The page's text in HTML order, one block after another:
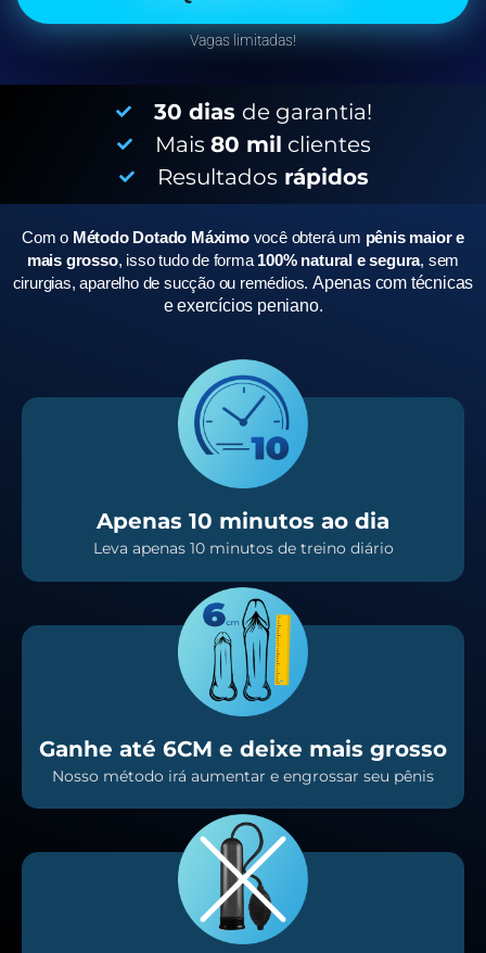
Vagas limitadas!
30 dias de garantia!
Mais 80 mil clientes
Resultados rápidos
Com o Método Dotado Máximo você obterá um pênis maior e
mais grosso, isso tudo de forma 100% natural e segura, sem
cirurgias, aparelho de sucção ou remédios.Apenas com técnicas
e exercícios peniano.
Apenas 10 minutos ao dia
Leva apenas 10 minutos de treino diário
Ganhe até 6CM e deixe mais grosso
Nosso método irá aumentar e engrossar seu pênis